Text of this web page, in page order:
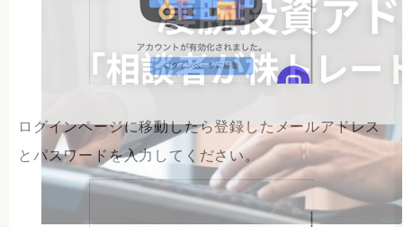
ログインページに移動したら登録したメールアドレス
とパスワードを入力してください。